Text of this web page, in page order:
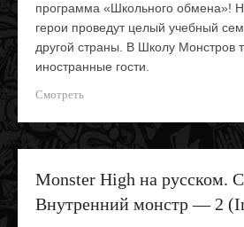
программа «Школьного обмена»!
герои проведут целый учебный
другой страны. В Школу Монстров
иностранные гости.
Смотреть
Monster High на русском.
Внутренний монстр — 2